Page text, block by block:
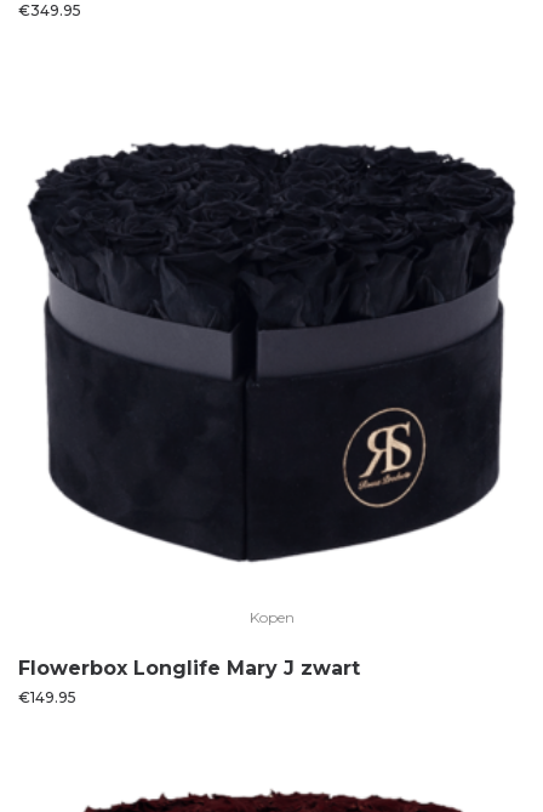
€349.95
Kopen
Flowerbox Longlife Mary J zwart
€149.95